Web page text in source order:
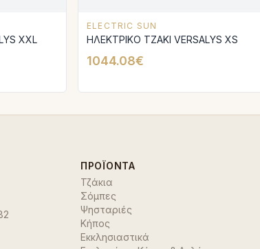
XXL
ELECTRIC SUN
ΗΛΕΚΤΡΙΚΟ ΤΖΑΚΙ VERSALYS XS
1044.08€
ΠΡΟΪΌΝΤΑ
Τζάκια
Σόμπες
Ψησταριές
Κήπος
Εκκλησιαστικά